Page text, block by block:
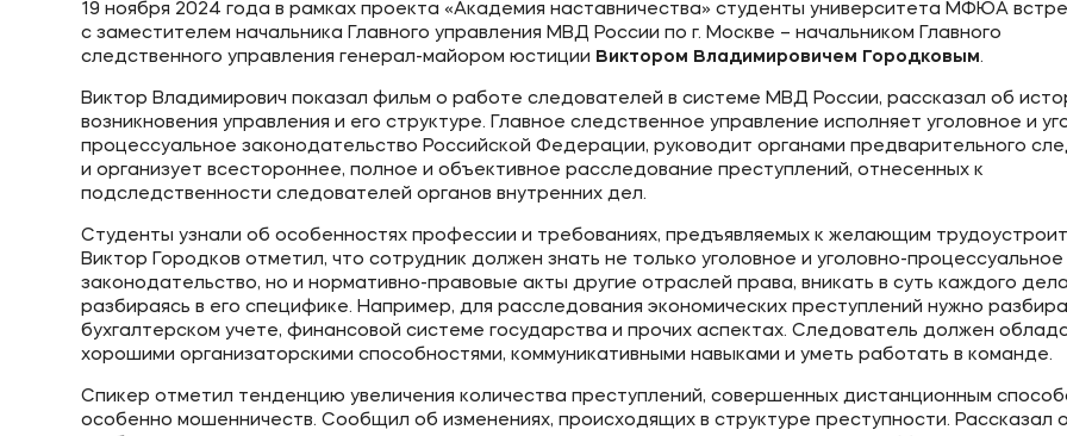
19 ноября 2024 года в рамках проекта «Академия наставничества» студенты университета МФЮА
с заместителем начальника Главного управления МВД России по г. Москве – начальником Главного
следственного управления генерал-майором юстиции Виктором Владимировичем Городковым.
Виктор Владимирович показал фильм о работе следователей в системе МВД России, рассказал об
возникновения управления и его структуре. Главное следственное управление исполняет уголовное и
процессуальное законодательство Российской Федерации, руководит органами предварительного
и организует всестороннее, полное и объективное расследование преступлений, отнесенных к
подследственности следователей органов внутренних дел.
Студенты узнали об особенностях профессии и требованиях, предъявляемых к желающим
Виктор Городков отметил, что сотрудник должен знать не только уголовное и уголовно-процессуальное
законодательство, но и нормативно-правовые акты другие отраслей права, вникать в суть каждого
разбираясь в его специфике. Например, для расследования экономических преступлений нужно
бухгалтерском учете, финансовой системе государства и прочих аспектах. Следователь должен
хорошими организаторскими способностями, коммуникативными навыками и уметь работать в команде.
Спикер отметил тенденцию увеличения количества преступлений, совершенных дистанционным
особенно мошенничеств. Сообщил об изменениях, происходящих в структуре преступности. Рассказал